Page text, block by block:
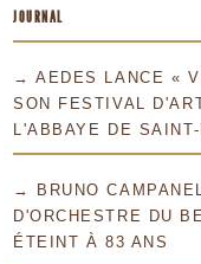
JOURNAL
→ AEDES LANCE «
SON FESTIVAL
L'ABBAYE DE
→ BRUNO
D'ORCHESTRE DU
ÉTEINT À 83 ANS